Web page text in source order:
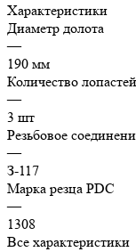
Характеристики
Диаметр долота
—
190 мм
Количество лопастей
—
3 шт
Резьбовое
—
З-117
Марка резца PDC
—
1308
Все характеристики